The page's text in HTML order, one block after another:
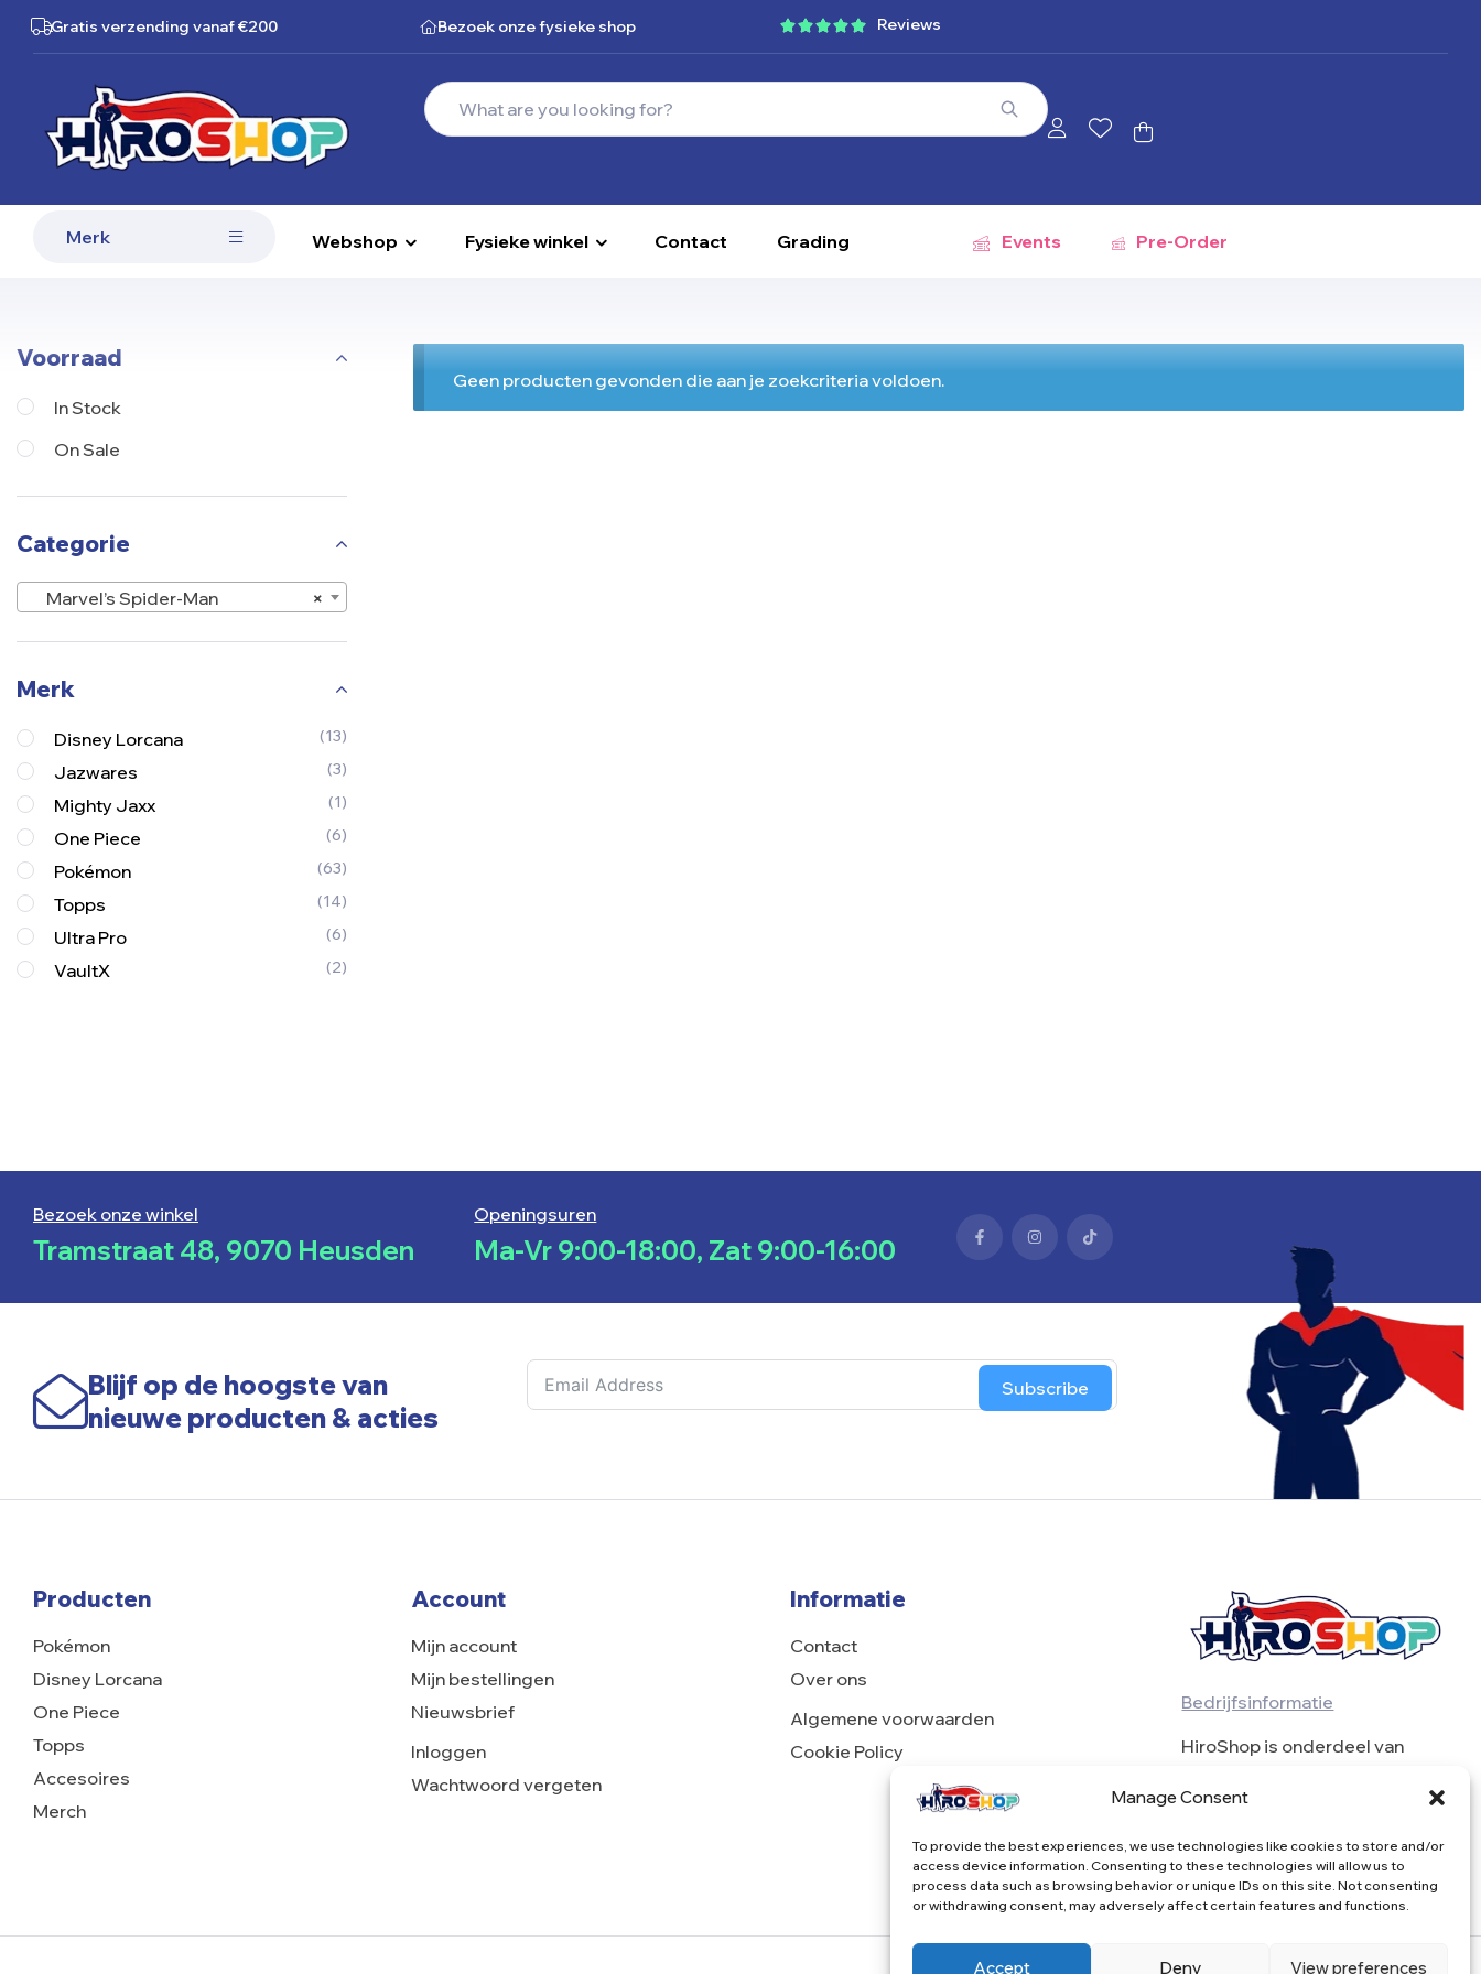
Manage Consent
To provide the best experiences, we use technologies like cookies to store and/or
access device information. Consenting to these technologies will allow us to
process data such as browsing behavior or unique IDs on this site. Not consenting
or withdrawing consent, may adversely affect certain features and functions.
Accept Deny View preferences
Gratis verzending vanaf €200 Bezoek onze fysieke shop Reviews
Merk Webshop Fysieke winkel Contact Grading Events Pre-Order
Geen producten gevonden die aan je zoekcriteria voldoen.
Voorraad
In Stock
On Sale
Categorie
×
Marvel’s Spider-Man
Merk
Disney Lorcana (13)
Jazwares (3)
Mighty Jaxx (1)
One Piece (6)
Pokémon (63)
Topps (14)
Ultra Pro (6)
VaultX (2)
Bezoek onze winkel
Tramstraat 48, 9070 Heusden
Openingsuren
Ma-Vr 9:00-18:00, Zat 9:00-16:00
Blijf op de hoogste van
nieuwe producten & acties
Subscribe
Producten
Pokémon
Disney Lorcana
One Piece
Topps
Accesoires
Merch
Account
Mijn account
Mijn bestellingen
Nieuwsbrief
Inloggen
Wachtwoord vergeten
Informatie
Contact
Over ons
Algemene voorwaarden
Cookie Policy
Bedrijfsinformatie
HiroShop is onderdeel van